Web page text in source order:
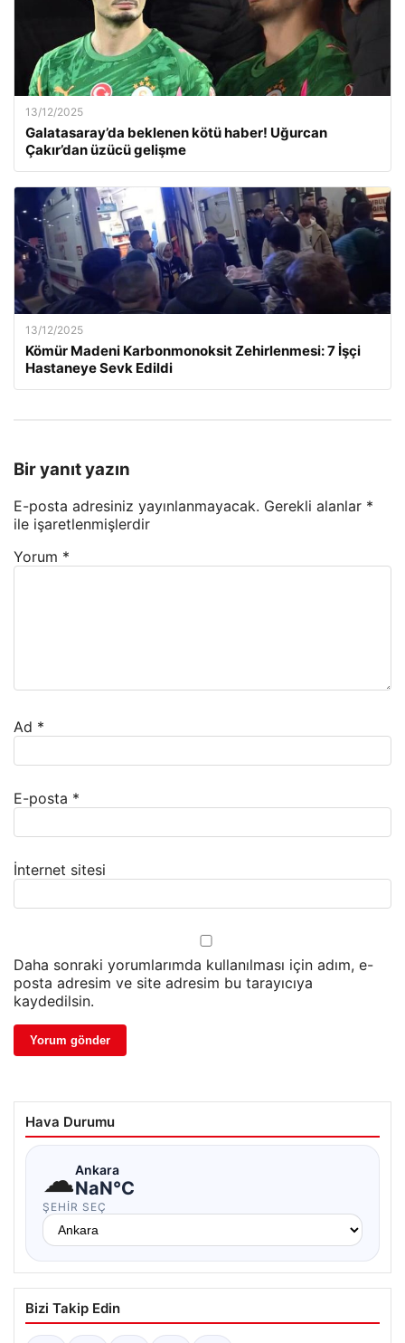
13/12/2025
Galatasaray’da beklenen kötü haber! Uğurcan
Çakır’dan üzücü gelişme
13/12/2025
Kömür Madeni Karbonmonoksit Zehirlenmesi: 7 İşçi
Hastaneye Sevk Edildi
Bir yanıt yazın
E-posta adresiniz yayınlanmayacak. Gerekli alanlar *
ile işaretlenmişlerdir
Yorum *
Ad *
E-posta *
İnternet sitesi
Daha sonraki yorumlarımda kullanılması için adım, e-
posta adresim ve site adresim bu tarayıcıya
kaydedilsin.
Hava Durumu
☁Ankara
NaN°C
ŞEHIR SEÇ
Bizi Takip Edin